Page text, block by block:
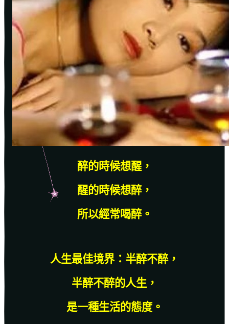
醉的時候想醒，
醒的時候想醉，
所以經常喝醉。
人生最佳境界：半醉不醉，
半醉不醉的人生，
是一種生活的態度。